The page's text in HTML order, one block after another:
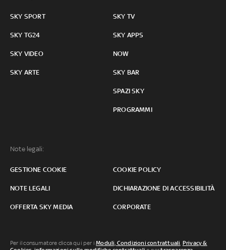
SKY SPORT
SKY TG24
SKY VIDEO
SKY ARTE
SKY TV
SKY APPS
NOW
SKY BAR
SPAZI SKY
PROGRAMMI
Note legali:
GESTIONE COOKIE COOKIE POLICY
NOTE LEGALI DICHIARAZIONE DI ACCESSIBILITÀ
OFFERTA SKY MEDIA CORPORATE
Per il consumatore clicca qui per iModuli, Condizioni contrattuali Privacy &